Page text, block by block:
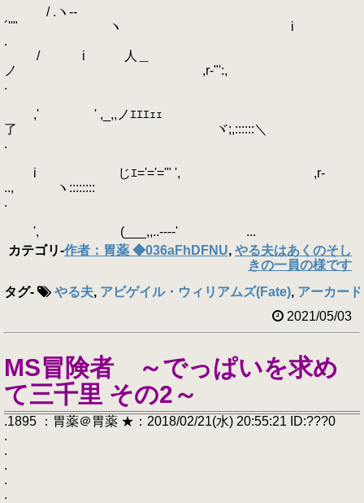
/ .ヽ-‐
´''" ヽ i
.
/ i 人＿
ノ ,r‐"':,
.
,' ' ,_,,ノｴｴｴｪｪ
了 ヾ;,::::::＼
.
i じｴ='='='" ', ,r-
.., ヽ::::::::ゝ
.
', (___,,..----' ...
カテゴリ-作者：胃薬 ◆036aFhDFNU, やる夫はあくのそし
きの一員の様です
タグ- やる夫, アビゲイル・ウィリアムズ(Fate), アーカー
2021/05/03
MS冒険者 ～でっぱいを求め
て三千里 その2～
.1895 ：胃薬＠胃薬 ★：2018/02/21(水) 20:55:21 ID:???0
.
.
.
.
.